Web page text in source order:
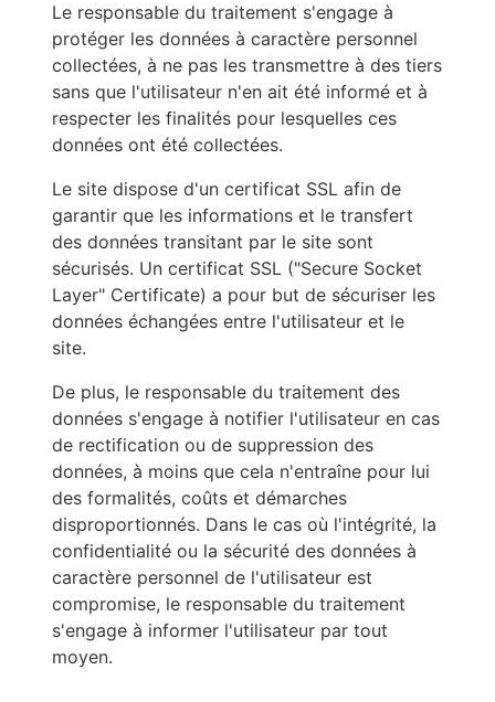
Le responsable du traitement s'engage à
protéger les données à caractère personnel
collectées, à ne pas les transmettre à des tiers
sans que l'utilisateur n'en ait été informé et à
respecter les finalités pour lesquelles ces
données ont été collectées.
Le site dispose d'un certificat SSL afin de
garantir que les informations et le transfert
des données transitant par le site sont
sécurisés. Un certificat SSL ("Secure Socket
Layer" Certificate) a pour but de sécuriser les
données échangées entre l'utilisateur et le
site.
De plus, le responsable du traitement des
données s'engage à notifier l'utilisateur en cas
de rectification ou de suppression des
données, à moins que cela n'entraîne pour lui
des formalités, coûts et démarches
disproportionnés. Dans le cas où l'intégrité, la
confidentialité ou la sécurité des données à
caractère personnel de l'utilisateur est
compromise, le responsable du traitement
s'engage à informer l'utilisateur par tout
moyen.